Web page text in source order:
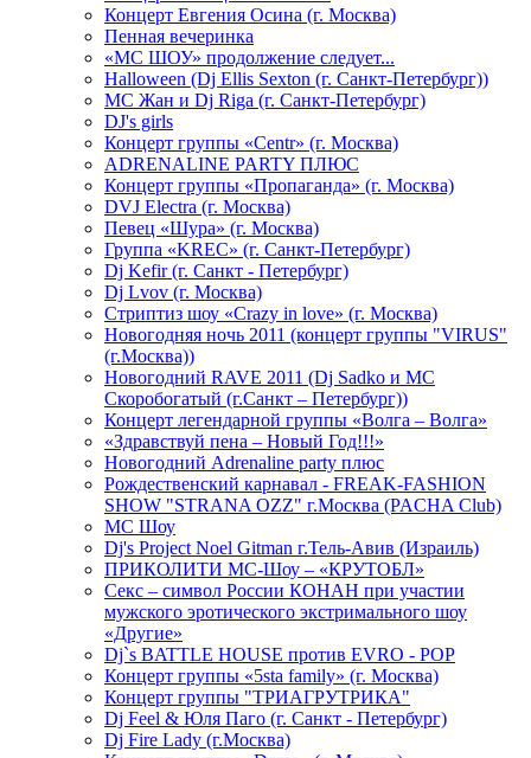
Концерт Евгения Осина (г. Москва)
Пенная вечеринка
«МС ШОУ» продолжение следует...
Halloween (Dj Ellis Sexton (г. Санкт-Петербург))
МС Жан и Dj Riga (г. Санкт-Петербург)
DJ's girls
Концерт группы «Centr» (г. Москва)
ADRENALINE PARTY ПЛЮС
Концерт группы «Пропаганда» (г. Москва)
DVJ Electra (г. Москва)
Певец «Шура» (г. Москва)
Группа «KREC» (г. Санкт-Петербург)
Dj Kefir (г. Санкт - Петербург)
Dj Lvov (г. Москва)
Стриптиз шоу «Crazy in love» (г. Москва)
Новогодняя ночь 2011 (концерт группы "VIRUS"
(г.Москва))
Новогодний RAVE 2011 (Dj Sadko и MC
Скоробогатый (г.Санкт – Петербург))
Концерт легендарной группы «Волга – Волга»
«Здравствуй пена – Новый Год!!!»
Новогодний Adrenaline party плюс
Рождественский карнавал - FREAK-FASHION
SHOW "STRANA OZZ" г.Москва (PACHA Club)
MC Шоу
Dj's Project Noel Gitman г.Тель-Авив (Израиль)
ПРИКОЛИТИ МС-Шоу – «КРУТОБЛ»
Секс – символ России КОНАН при участии
мужского эротического экстримального шоу
«Другие»
Dj`s BATTLE HOUSE против EVRO - POP
Концерт группы «5sta family» (г. Москва)
Концерт группы "ТРИАГРУТРИКА"
Dj Feel & Юля Паго (г. Санкт - Петербург)
Dj Fire Lady (г.Москва)